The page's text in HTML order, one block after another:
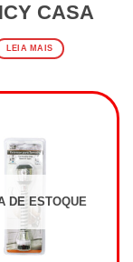
CASA
LEIA MAIS
DE ESTOQUE